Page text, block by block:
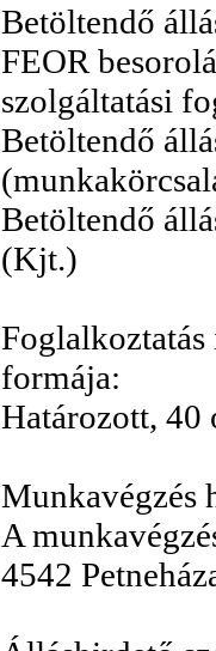
Betöltendő
FEOR
szolgáltatási
Betöltendő
Betöltendő
(Kjt.)
formája:
Határozott, 40
Munkavégzés
A
4542